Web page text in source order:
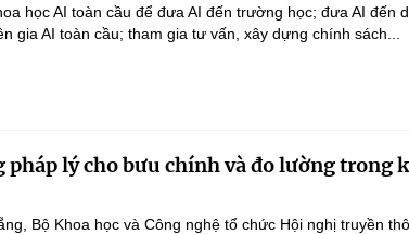
học AI toàn cầu để đưa AI đến trường học; đưa AI đến
gia AI toàn cầu; tham gia tư vấn, xây dựng chính sách...
lý cho bưu chính và đo lường trong
Bộ Khoa học và Công nghệ tổ chức Hội nghị truyền